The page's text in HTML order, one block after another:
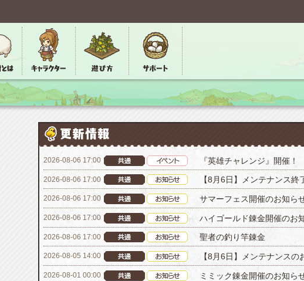
2026-08-06 17:00 『英雄チャレンジ』開催！
2026-08-06 17:00 【8月6日】メンテナンス終
2026-08-06 17:00 サマーフェス開催のお知ら
2026-08-06 17:00 ハイゴールド錬金開催のお
2026-08-06 17:00 聖者の釣り竿錬金
2026-08-05 14:00 【8月6日】メンテナンスの
2026-08-01 00:00 ミミック錬金開催のお知ら